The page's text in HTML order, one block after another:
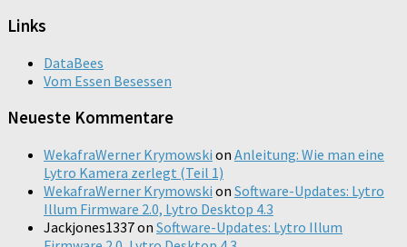
Links
DataBees
Vom Essen Besessen
Neueste Kommentare
WekafraWerner Krymowski on Anleitung: Wie man eine
Lytro Kamera zerlegt (Teil 1)
WekafraWerner Krymowski on Software-Updates: Lytro
Illum Firmware 2.0, Lytro Desktop 4.3
Jackjones1337on Software-Updates: Lytro Illum